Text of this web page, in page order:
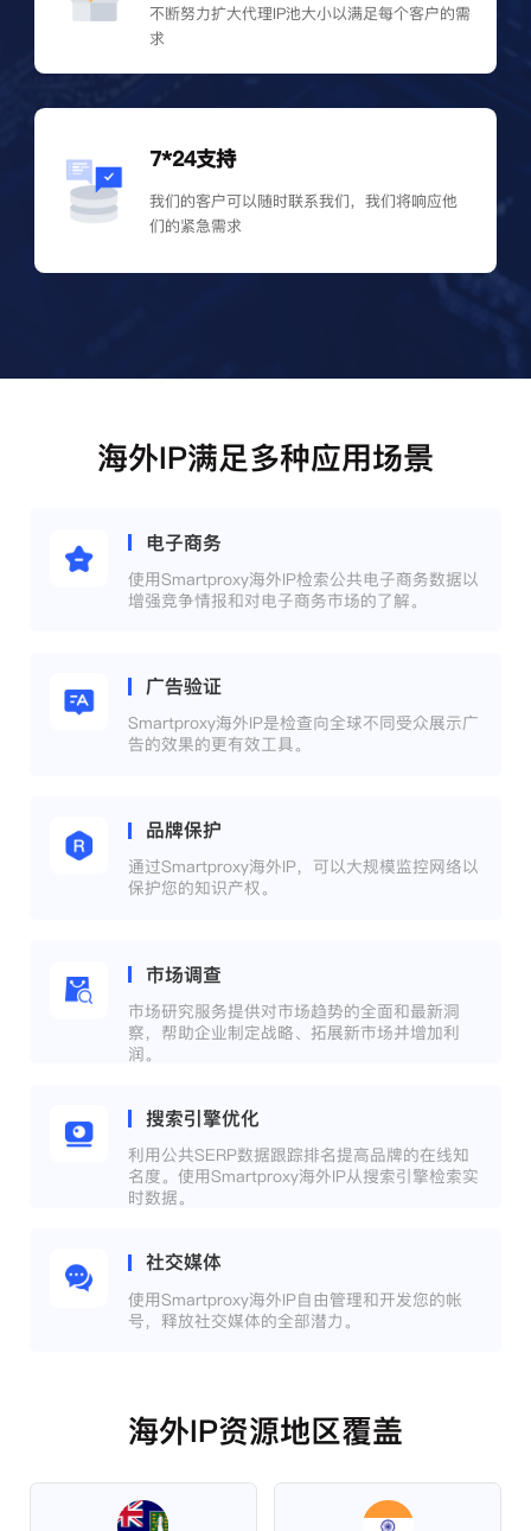
不断努力扩大代理IP池大小以满足每个客户的需
求
7*24支持
我们的客户可以随时联系我们，我们将响应他
们的紧急需求
海外IP满足多种应用场景
电子商务
使用Smartproxy海外IP检索公共电子商务数据以
增强竞争情报和对电子商务市场的了解。
广告验证
Smartproxy海外IP是检查向全球不同受众展示广
告的效果的更有效工具。
品牌保护
通过Smartproxy海外IP，可以大规模监控网络以
保护您的知识产权。
市场调查
市场研究服务提供对市场趋势的全面和最新洞
察，帮助企业制定战略、拓展新市场并增加利
润。
搜索引擎优化
利用公共SERP数据跟踪排名提高品牌的在线知
名度。使用Smartproxy海外IP从搜索引擎检索实
时数据。
社交媒体
使用Smartproxy海外IP自由管理和开发您的帐
号，释放社交媒体的全部潜力。
海外IP资源地区覆盖